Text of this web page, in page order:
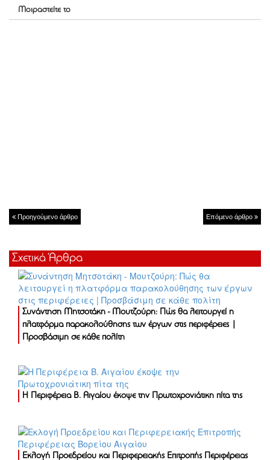
Μοιραστείτε το
Προηγούμενο άρθρο Επόμενο άρθρο
Σχετικά Άρθρα
Συνάντηση Μητσοτάκη - Μουτζούρη: Πώς θα λειτουργεί η
πλατφόρμα παρακολούθησης των έργων στις περιφέρειες |
Προσβάσιμη σε κάθε πολίτη
Η Περιφέρεια Β. Αιγαίου έκοψε την Πρωτοχρονιάτικη πίτα της
Εκλογή Προεδρείου και Περιφερειακής Επιτροπής Περιφέρειας